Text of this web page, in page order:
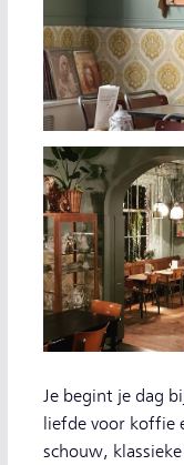
Je begint je dag
liefde voor koffie
schouw,